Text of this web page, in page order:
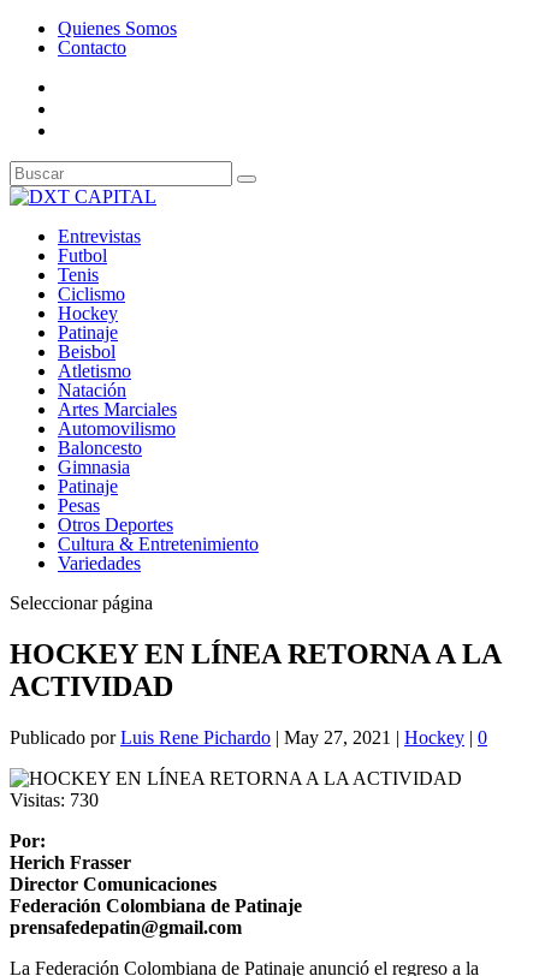
Quienes Somos
Contacto
Entrevistas
Futbol
Tenis
Ciclismo
Hockey
Patinaje
Beisbol
Atletismo
Natación
Artes Marciales
Automovilismo
Baloncesto
Gimnasia
Patinaje
Pesas
Otros Deportes
Cultura & Entretenimiento
Variedades
Seleccionar página
HOCKEY EN LÍNEA RETORNA A LA
ACTIVIDAD
Publicado porLuis Rene Pichardo | May 27, 2021 | Hockey | 0
Visitas: 730
Por:
Herich Frasser
Director Comunicaciones
Federación Colombiana de Patinaje
prensafedepatin@gmail.com
La Federación Colombiana de Patinaje anunció el regreso a la